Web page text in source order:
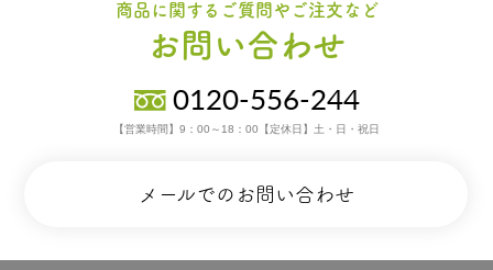
商品に関するご質問やご注文など
お問い合わせ
0120-556-244
【営業時間】9：00～18：00【定休日】土・日・祝日
メールでのお問い合わせ